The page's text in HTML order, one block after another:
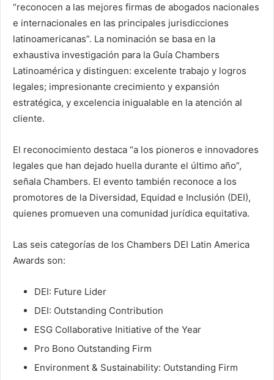
“reconocen a las mejores firmas de abogados nacionales
e internacionales en las principales jurisdicciones
latinoamericanas”. La nominación se basa en la
exhaustiva investigación para la Guía Chambers
Latinoamérica y distinguen: excelente trabajo y logros
legales; impresionante crecimiento y expansión
estratégica, y excelencia inigualable en la atención al
cliente.
El reconocimiento destaca “a los pioneros e innovadores
legales que han dejado huella durante el último año”,
señala Chambers. El evento también reconoce a los
promotores de la Diversidad, Equidad e Inclusión (DEI),
quienes promueven una comunidad jurídica equitativa.
Las seis categorías de los Chambers DEI Latin America
Awards son:
DEI: Future Lider
DEI: Outstanding Contribution
ESG Collaborative Initiative of the Year
Pro Bono Outstanding Firm
Environment & Sustainability: Outstanding Firm